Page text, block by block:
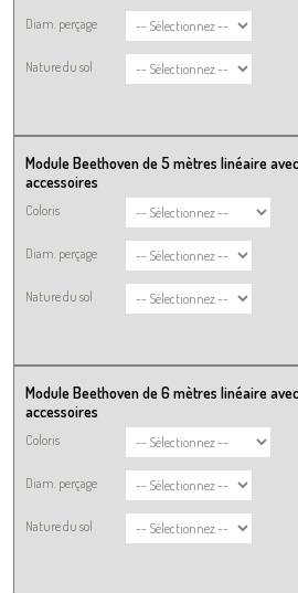
Diam. perçage
Nature du sol
Module Beethoven de 5 mètres linéaire
accessoires
Coloris
Diam. perçage
Nature du sol
Module Beethoven de 6 mètres linéaire
accessoires
Coloris
Diam. perçage
Nature du sol